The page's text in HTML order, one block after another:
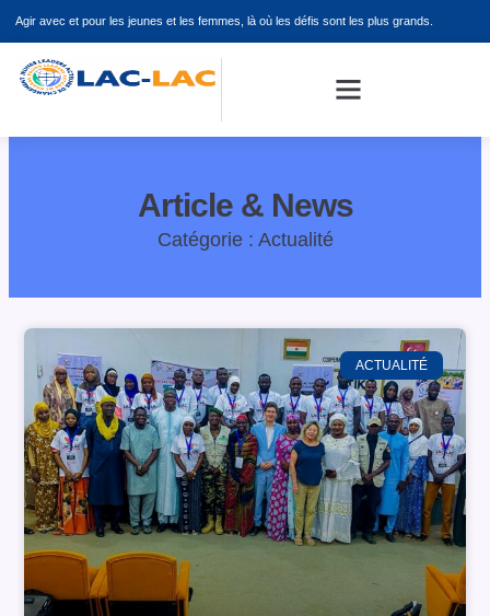
auAgir avec et pour les jeunes et les femmes, là où les défis sont les plus grands.
Article & News
Catégorie : Actualité
ACTUALITÉ